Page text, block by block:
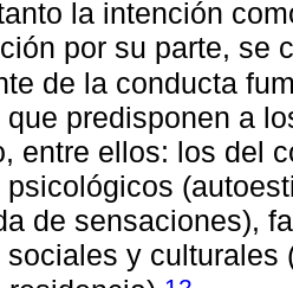
la intención
por su parte, se
de la conducta
que predisponen a
entre ellos: los del
psicológicos
de sensaciones),
sociales y culturales